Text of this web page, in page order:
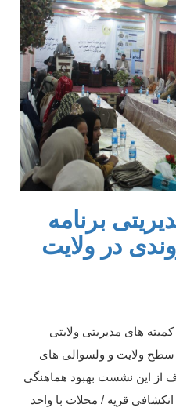
برنامه
در ولایت
کمیته های مدیریتی ولایتی
ولایت و ولسوالی های
از این نشست بهبود هماهنگی
قریه / محلات با واحد